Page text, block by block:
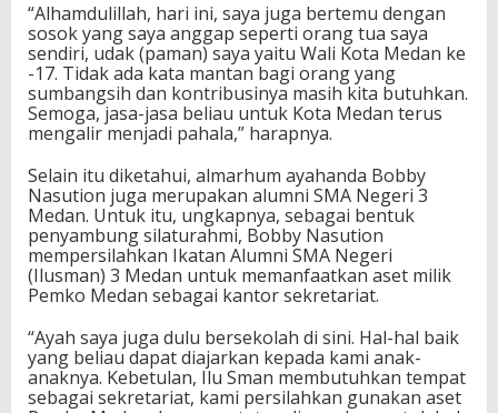
“Alhamdulillah, hari ini, saya juga bertemu dengan
sosok yang saya anggap seperti orang tua saya
sendiri, udak (paman) saya yaitu Wali Kota Medan ke
-17. Tidak ada kata mantan bagi orang yang
sumbangsih dan kontribusinya masih kita butuhkan.
Semoga, jasa-jasa beliau untuk Kota Medan terus
mengalir menjadi pahala,” harapnya.
Selain itu diketahui, almarhum ayahanda Bobby
Nasution juga merupakan alumni SMA Negeri 3
Medan. Untuk itu, ungkapnya, sebagai bentuk
penyambung silaturahmi, Bobby Nasution
mempersilahkan Ikatan Alumni SMA Negeri
(Ilusman) 3 Medan untuk memanfaatkan aset milik
Pemko Medan sebagai kantor sekretariat.
“Ayah saya juga dulu bersekolah di sini. Hal-hal baik
yang beliau dapat diajarkan kepada kami anak-
anaknya. Kebetulan, Ilu Sman membutuhkan tempat
sebagai sekretariat, kami persilahkan gunakan aset